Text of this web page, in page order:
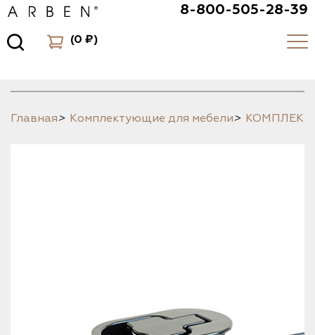
8-800-505-28-39
(0 ₽)
Главная> Комплектующие для мебели>